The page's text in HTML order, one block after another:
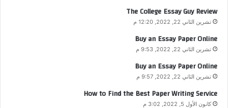
The College Essay Guy Review
تشرين الثاني 22, 2022, 12:20 م
Buy an Essay Paper Online
تشرين الثاني 22, 2022, 9:53 م
Buy an Essay Paper Online
تشرين الثاني 22, 2022, 9:57 م
How to Find the Best Paper Writing Service
كانون الأول 5, 2022, 3:02 م